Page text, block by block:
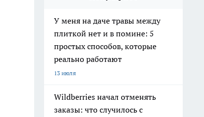
У меня на даче травы между
плиткой нет и в помине: 5
простых способов, которые
реально работают
13 июля
Wildberries начал отменять
заказы: что случилось с